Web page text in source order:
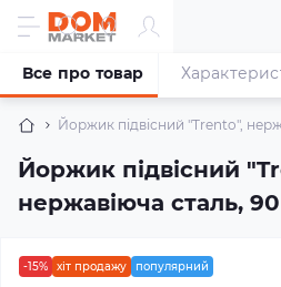
Йоржик підвісний "Trento",
Йоржик підвісний
нержавіюча сталь,
Все про товар
-15% хіт продажу популярний